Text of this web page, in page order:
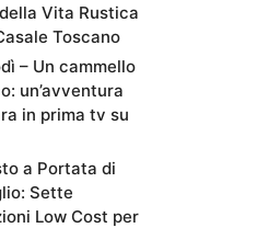
Vita Rustica
Toscano
– Un cammello
un’avventura
in prima tv su
a Portata di
Sette
Low Cost per